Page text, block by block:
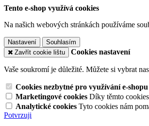
Tento e-shop využívá cookies
Na našich webových stránkách používáme
Nastavení
Souhlasím
Zavřít cookie lištu
Cookies nastavení
Vaše soukromí je důležité. Můžete si vybrat
Cookies nezbytné pro využívání e-shopu
Marketingové cookies Díky těmto
Analytické cookies Tyto cookies nám
Potvrzuji